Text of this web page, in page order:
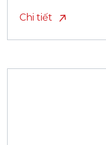
Chi tiết